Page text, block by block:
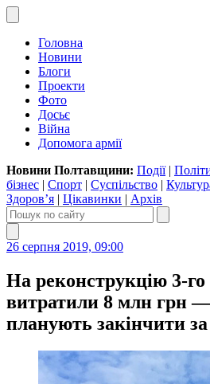
Головна
Новини
Блоги
Проекти
Фото
Досьє
Війна
Допомога армії
Новини Полтавщини: Події|
бізнес | Спорт | Суспільство |
Здоров’я | Цікавинки | Архів
26 серпня 2019, 09:00
На реконструкцію 3-
витратили 8 млн грн
планують закінчити